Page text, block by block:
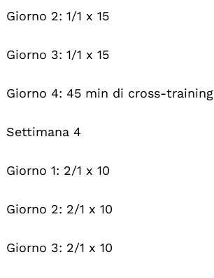
Giorno 2: 1/1 x 15
Giorno 3: 1/1 x 15
Giorno 4: 45 min di cross-training
Settimana 4
Giorno 1: 2/1 x 10
Giorno 2: 2/1 x 10
Giorno 3: 2/1 x 10